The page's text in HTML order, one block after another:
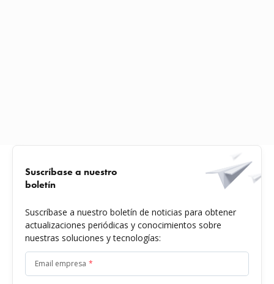
Suscríbase a nuestro
boletín
Suscríbase a nuestro boletín de noticias para obtener
actualizaciones periódicas y conocimientos sobre
nuestras soluciones y tecnologías:
Email empresa *